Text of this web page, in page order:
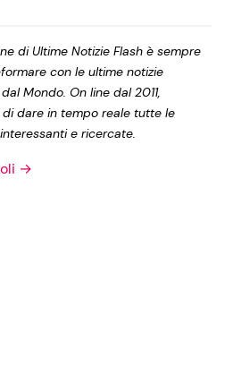
di Ultime Notizie Flash è sempre
con le ultime notizie
Mondo. On line dal 2011,
dare in tempo reale tutte le
e ricercate.
→